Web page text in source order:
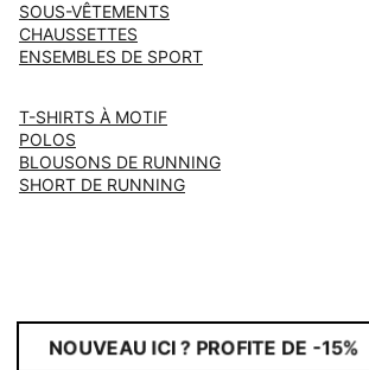
SOUS-VÊTEMENTS
CHAUSSETTES
ENSEMBLES DE SPORT
T-SHIRTS À MOTIF
POLOS
BLOUSONS DE RUNNING
SHORT DE RUNNING
NOUVEAU ICI ? PROFITE DE -15%